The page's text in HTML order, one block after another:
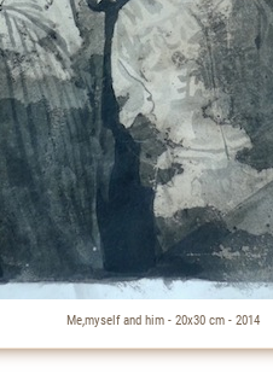
Me,myself and him - 20x30 cm - 2014